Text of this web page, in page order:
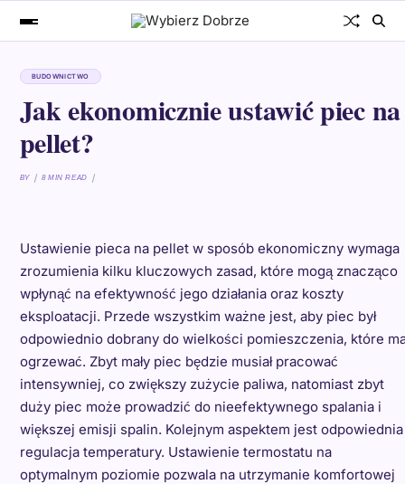
BUDOWNICTWO
Jak ekonomicznie ustawić piec na
pellet?
BY 8 MIN READ
Ustawienie pieca na pellet w sposób ekonomiczny wymaga
zrozumienia kilku kluczowych zasad, które mogą znacząco
wpłynąć na efektywność jego działania oraz koszty
eksploatacji. Przede wszystkim ważne jest, aby piec był
odpowiednio dobrany do wielkości pomieszczenia, które
ogrzewać. Zbyt mały piec będzie musiał pracować
intensywniej, co zwiększy zużycie paliwa, natomiast zbyt
duży piec może prowadzić do nieefektywnego spalania i
większej emisji spalin. Kolejnym aspektem jest odpowiednia
regulacja temperatury. Ustawienie termostatu na
optymalnym poziomie pozwala na utrzymanie komfortowej